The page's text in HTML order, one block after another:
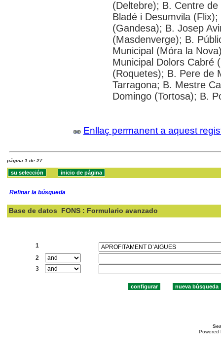
(Deltebre); B. Centre
Bladé i Desumvila
(Gandesa); B. Josep
(Masdenverge); B.
Municipal (Móra la
Municipal Dolors Cabré
(Roquetes); B. Pere de
Tarragona; B. Mestre
Domingo (Tortosa); B.
Enllaç permanent a aquest
página 1 de 27
Refinar la búsqueda
Base de datos FONS : Formulario avanzado
1
2
3